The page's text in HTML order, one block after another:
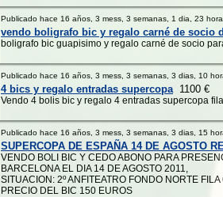
Publicado hace 16 años, 3 mess, 3 semanas, 1 dia, 23
vendo boligrafo bic y regalo carné de socio
boligrafo bic guapisimo y regalo carné de socio
Publicado hace 16 años, 3 mess, 3 semanas, 3 dias, 10
4 bics y regalo entradas supercopa1100 €
Vendo 4 bolis bic y regalo 4 entradas supercopa
Publicado hace 16 años, 3 mess, 3 semanas, 3 dias, 15
SUPERCOPA DE ESPAÑA 14 DE AGOSTO
VENDO BOLI BIC Y CEDO ABONO PARA
BARCELONA EL DIA 14 DE AGOSTO 2011,
SITUACION: 2º ANFITEATRO FONDO NORTE
PRECIO DEL BIC 150 EUROS